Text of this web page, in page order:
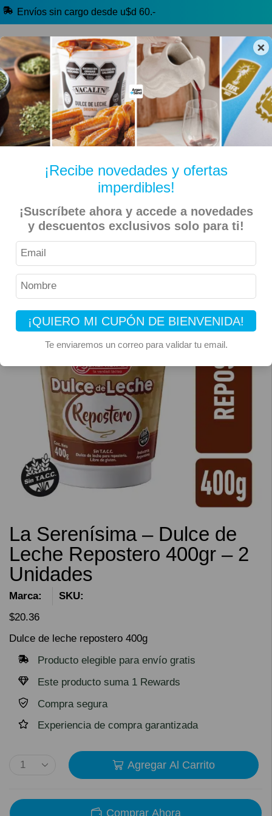
×
¡Recibe novedades y ofertas
imperdibles!
¡Suscríbete ahora y accede a novedades
y descuentos exclusivos solo para ti!
¡QUIERO MI CUPÓN DE BIENVENIDA!
Te enviaremos un correo para validar tu email.
Envíos sin cargo desde u$d 60.-
🔥 Alfajores y Golosinas
🧉 Clásicos argentinos 🏷️ Todas las categorías
Inicio Alimentos Dulce de Leche
La Serenísima – Dulce de Leche Repostero 400gr – 2
Unidades
La Serenísima – Dulce de
Leche Repostero 400gr – 2
Unidades
Marca:
SKU:
$20.36
Dulce de leche repostero 400g
Producto elegible para envío gratis
Este producto suma 1 Rewards
Compra segura
Experiencia de compra garantizada
Agregar Al Carrito
Comprar Ahora